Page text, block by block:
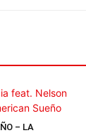
– LA